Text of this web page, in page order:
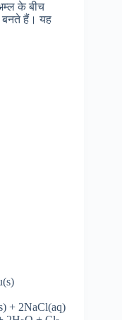
के बीच
बनते हैं। यह
+ 2NaCl(aq)